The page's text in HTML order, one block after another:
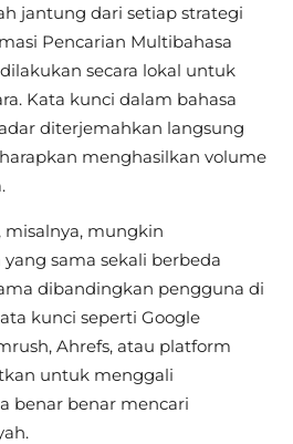
jantung dari setiap strategi
Pencarian Multibahasa
secara lokal untuk
Kata kunci dalam bahasa
diterjemahkan langsung
menghasilkan volume
misalnya, mungkin
sama sekali berbeda
dibandingkan pengguna di
kunci seperti Google
Ahrefs, atau platform
untuk menggali
benar benar mencari